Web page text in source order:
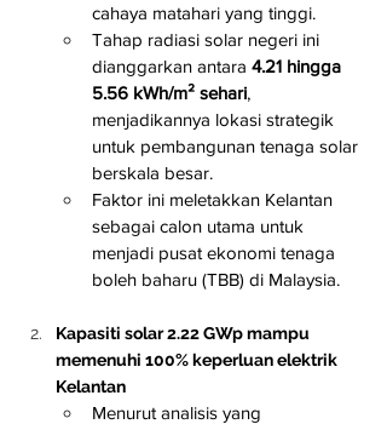
cahaya matahari yang tinggi.
Tahap radiasi solar negeri ini
dianggarkan antara 4.21 hingga
5.56 kWh/m² sehari,
menjadikannya lokasi strategik
untuk pembangunan tenaga solar
berskala besar.
Faktor ini meletakkan Kelantan
sebagai calon utama untuk
menjadi pusat ekonomi tenaga
boleh baharu (TBB) di Malaysia.
Kapasiti solar 2.22 GWp mampu
memenuhi 100% keperluan elektrik
Kelantan
Menurut analisis yang